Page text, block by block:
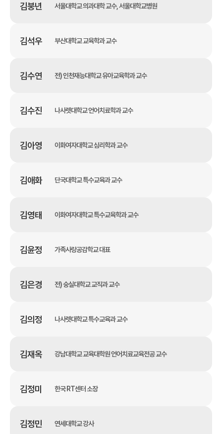
김붕년 서울대학교 의과대학 교수, 서울대학교병원
김석우 부산대학교 교육학과 교수
김수연 전) 인천재능대학교 유아교육학과 교수
김수진 나사렛대학교 언어치료학과 교수
김아영 이화여자대학교 심리학과 교수
김애화 단국대학교 특수교육과 교수
김영태 이화여자대학교 특수교육학과 교수
김윤정 가족사랑공감학교 대표
김은경 전) 숭실대학교 교직과 교수
김의정 나사렛대학교 특수교육과 교수
김재옥 강남대학교 교육대학원 언어치료교육전공 교수
김정미 한국 RT센터 소장
김정민 연세대학교 강사